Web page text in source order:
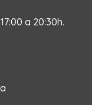
a 20:30h.